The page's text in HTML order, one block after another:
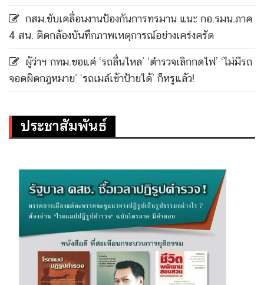
กสม.ขับเคลื่อนงานป้องกันการทรมาน แนะ กอ.รมน.ภาค
4 สน. ติดกล้องบันทึกภาพเหตุการณ์อย่างเคร่งครัด
ผู้ว่าฯ กทม.ขอแค่ ‘รถลื่นไหล’ ‘ตำรวจเลิกกดไฟ’ ‘ไม่มีรถ
จอดผิดกฎหมาย’ ‘รถเมล์เข้าป้ายได้’ ก็หรูแล้ว!
ประชาสัมพันธ์